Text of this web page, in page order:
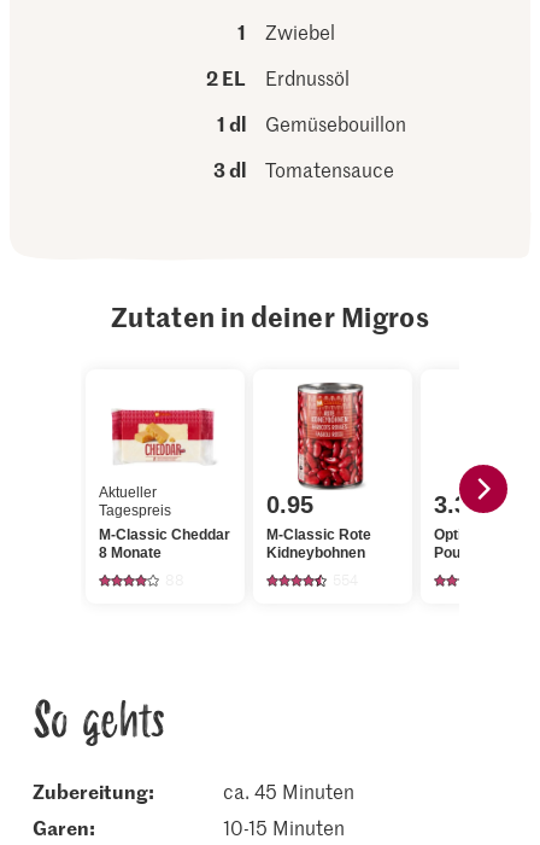
1
Zwiebel
2 EL
Erdnussöl
1 dl
Gemüsebouillon
3 dl
Tomatensauce
Zutaten in deiner Migros
Aktueller
Tagespreis
M-Classic Cheddar
8 Monate
0.95
M-Classic Rote
Kidneybohnen
3.30
Optigal
Pouletschnitzel
So gehts
Zubereitung:
ca. 45 Minuten
garen:
10-15 Minuten